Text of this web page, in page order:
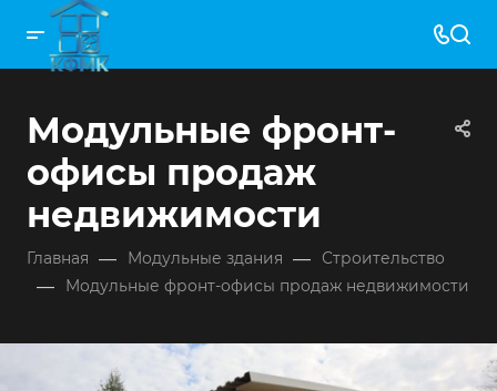
Модульные фронт-
офисы продаж
недвижимости
Главная — Модульные здания — Строительство
— Модульные фронт-офисы продаж недвижимости